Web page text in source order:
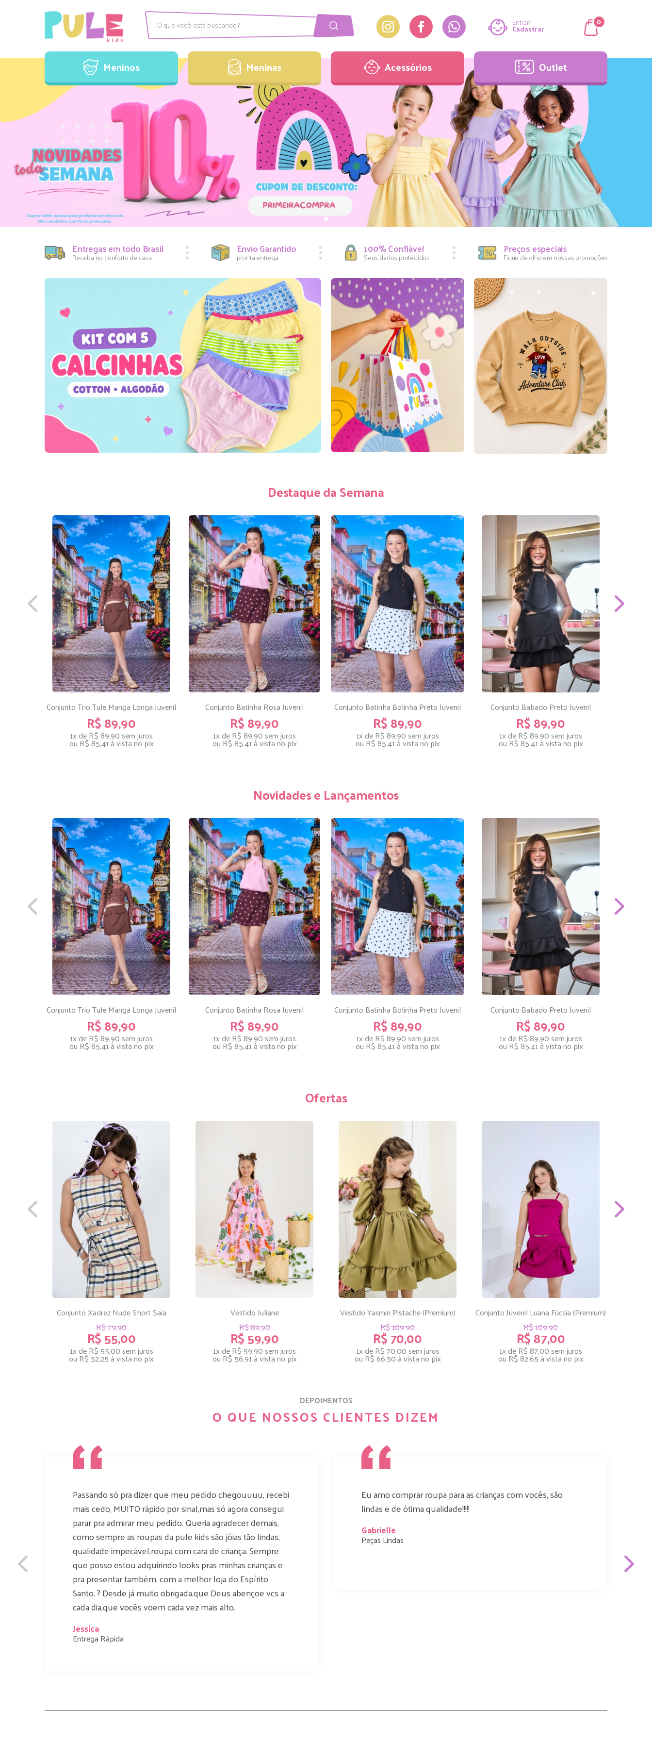
Entrar/
Cadastrar
0
Meninos
Camisas
Conjuntos
Meninas
Conjuntos
Macaquinhos
Acessórios
Laços
Pulseiras
Meninos
Conjuntos
Meninas
Conjuntos
Acessórios
Sandálias
Outlet
Entregas em todo Brasil
Receba no conforto de casa
Envio Garantido
pronta entrega
100% Confiável
Seus dados protegidos
Preços especiais
Fique de olho em nossas promoções
Destaque da Semana
Conjunto Trio Tule Manga Longa Juvenil
R$ 89,90
1x de R$ 89,90 sem juros
ouR$ 85,41à vista no pix
Conjunto Batinha Rosa Juvenil
R$ 89,90
1x de R$ 89,90 sem juros
ouR$ 85,41à vista no pix
Conjunto Batinha Bolinha Preto Juvenil
R$ 89,90
1x de R$ 89,90 sem juros
ouR$ 85,41à vista no pix
Conjunto Babado Preto Juvenil
R$ 89,90
1x de R$ 89,90 sem juros
ouR$ 85,41à vista no pix
Novidades e Lançamentos
Conjunto Trio Tule Manga Longa Juvenil
R$ 89,90
1x de R$ 89,90 sem juros
ouR$ 85,41à vista no pix
Conjunto Batinha Rosa Juvenil
R$ 89,90
1x de R$ 89,90 sem juros
ouR$ 85,41à vista no pix
Conjunto Batinha Bolinha Preto Juvenil
R$ 89,90
1x de R$ 89,90 sem juros
ouR$ 85,41à vista no pix
Conjunto Babado Preto Juvenil
R$ 89,90
1x de R$ 89,90 sem juros
ouR$ 85,41à vista no pix
Ofertas
Conjunto Xadrez Nude Short Saia
R$ 79,90
R$ 55,00
1x de R$ 55,00 sem juros
ou R$ 52,25à vista no pix
Vestido Juliane
R$ 89,90
R$ 59,90
1x de R$ 59,90 sem juros
ouR$ 56,91à vista no pix
Vestido Yasmin Pistache (Premium)
R$ 109,90
R$ 70,00
1x de R$ 70,00 sem juros
ou R$ 66,50à vista no pix
Conjunto Juvenil Luana Fúcsia (Premium)
R$ 109,90
R$ 87,00
1x de R$ 87,00 sem juros
ou R$ 82,65à vista no pix
DEPOIMENTOS
O QUE NOSSOS CLIENTES DIZEM
Passando só pra dizer que meu pedido chegouuuu, recebi
mais cedo, MUITO rápido por sinal,mas só agora consegui
parar pra admirar meu pedido. Queria agradecer demais,
como sempre as roupas da pule kids são jóias tão lindas,
qualidade impecável,roupa com cara de criança. Sempre
que posso estou adquirindo looks pras minhas crianças e
pra presentar também, com a melhor loja do Espírito
Santo. ? Desde já muito obrigada,que Deus abençoe vcs a
cada dia,que vocês voem cada vez mais alto.
Jessica
Entrega Rápida
Eu amo comprar roupa para as crianças com vocês, são
lindas e de ótima qualidade!!!!!
Gabrielle
Peças Lindas